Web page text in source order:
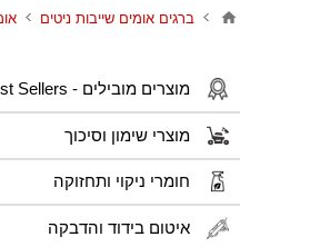
מוצרים מובילים - Best Sellers
מוצרי שימון וסיכוך
חומרי ניקוי ותחזוקה
איטום בידוד והדבקה
ברגים אומים שייבות ניטים